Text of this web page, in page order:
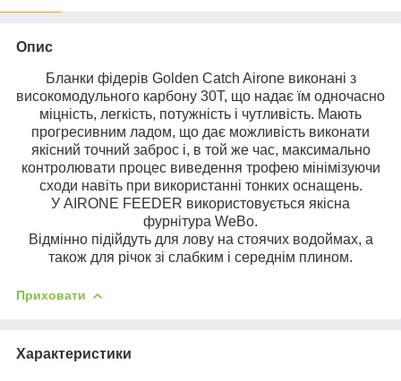
Опис
Бланки фідерів Golden Catch Airone виконані з
високомодульного карбону 30Т, що надає їм одночасно
міцність, легкість, потужність і чутливість. Мають
прогресивним ладом, що дає можливість виконати
якісний точний заброс і, в той же час, максимально
контролювати процес виведення трофею мінімізуючи
сходи навіть при використанні тонких оснащень.
У AIRONE FEEDER використовується якісна
фурнітура WeBo.
Відмінно підійдуть для лову на стоячих водоймах, а
також для річок зі слабким і середнім плином.
Приховати
Характеристики